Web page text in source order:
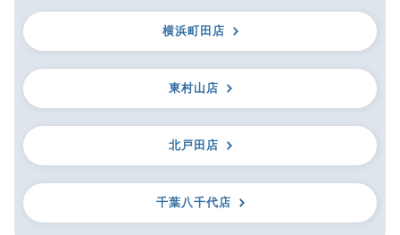
横浜町田店
東村山店
北戸田店
千葉八千代店